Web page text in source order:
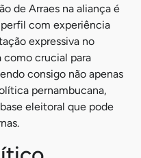
de Arraes na aliança é
com experiência
expressiva no
como crucial para
consigo não apenas
pernambucana,
eleitoral que pode